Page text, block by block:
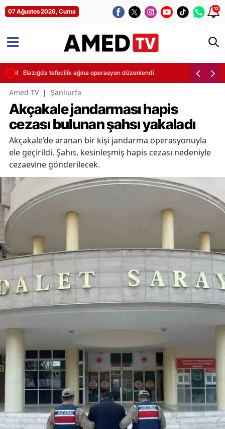
07 Ağustos 2026, Cuma 12
tatile çıktıElazığda tefecilik ağına operasyon düzenlendi
Amed TV | Şanlıurfa
Akçakale jandarması hapis
cezası bulunan şahsı yakaladı
Akçakale’de aranan bir kişi jandarma operasyonuyla
ele geçirildi. Şahıs, kesinleşmiş hapis cezası nedeniyle
cezaevine gönderilecek.